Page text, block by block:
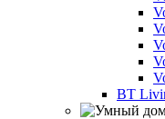
BT